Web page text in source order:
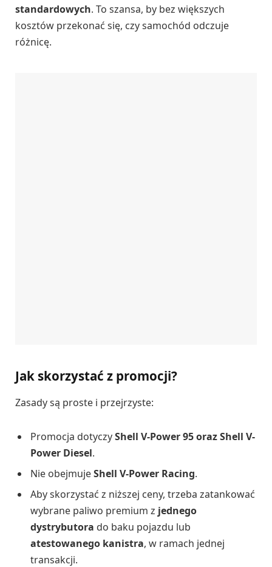
standardowych. To szansa, by bez większych
kosztów przekonać się, czy samochód odczuje
różnicę.
Jak skorzystać z promocji?
Zasady są proste i przejrzyste:
Promocja dotyczyShell V-Power 95 oraz Shell V-
Power Diesel.
Nie obejmujeShell V-Power Racing.
Aby skorzystać z niższej ceny, trzeba zatankować
wybrane paliwo premium z jednego
dystrybutora do baku pojazdu lub
atestowanego kanistra, w ramach jednej
transakcji.